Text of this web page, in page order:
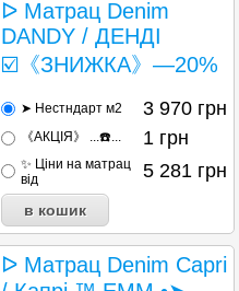
ᐅ Матрац Denim
DANDY / ДЕНДІ
☑️《ЗНИЖКА》—20%
➤ Нестндарт м2 3 970 грн
《АКЦІЯ》 ...☎️... 1 грн
✨ Ціни на матрац
від
5 281 грн
ᐅ Матрац Denim Capri